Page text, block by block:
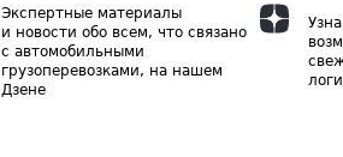
Экспертные материалы
и новости обо всем, что связано
с автомобильными
грузоперевозками, на нашем
Дзене